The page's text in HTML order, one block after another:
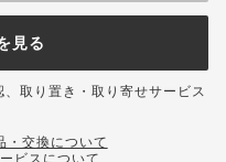
見る
取り置き・取り寄せサービス
・交換について
ビスについて